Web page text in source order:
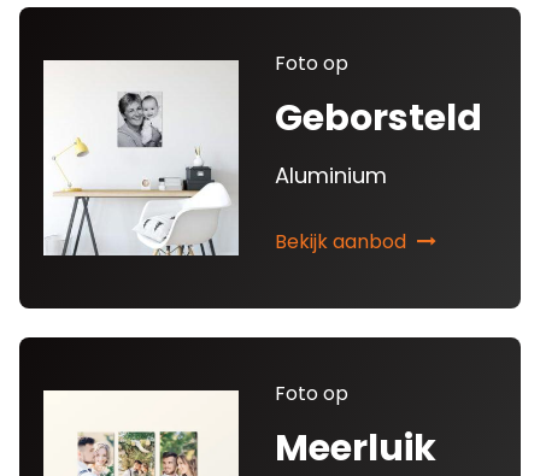
Foto op
Geborsteld
Aluminium
Bekijk aanbod
Foto op
Meerluik